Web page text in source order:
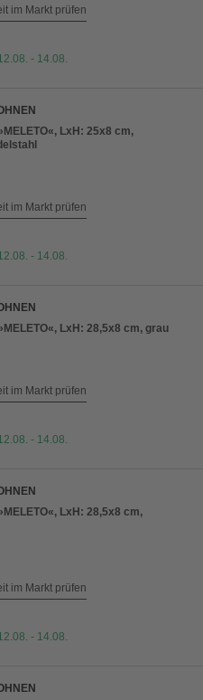
im Markt prüfen
- 14.08.
LxH: 25x8 cm,
im Markt prüfen
- 14.08.
LxH: 28,5x8 cm, grau
im Markt prüfen
- 14.08.
LxH: 28,5x8 cm,
im Markt prüfen
- 14.08.